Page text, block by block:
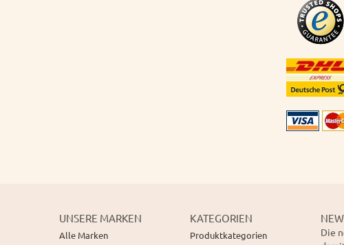
UNSERE MARKEN
Alle Marken
KATEGORIEN
Produktkategorien
Die